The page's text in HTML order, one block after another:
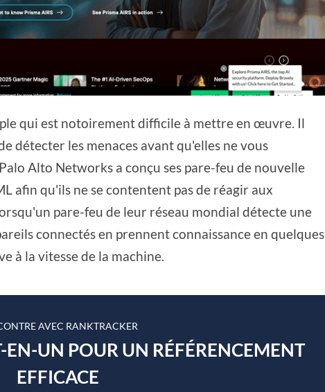
qui est notoirement difficile à mettre en œuvre. Il
détecter les menaces avant qu'elles ne vous
Alto Networks a conçu ses pare-feu de nouvelle
afin qu'ils ne se contentent pas de réagir aux
pare-feu de leur réseau mondial détecte une
connectés en prennent connaissance en quelques
à la vitesse de la machine.
AVEC RANKTRACKER
EN-UN POUR UN RÉFÉRENCEMENT
EFFICACE